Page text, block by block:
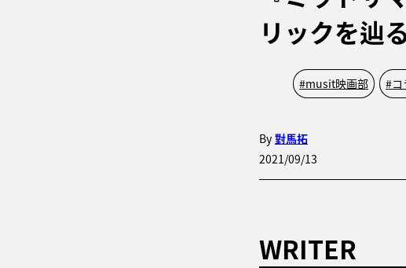
リックを辿
#musit映画部 #
By 對馬拓
2021/09/13
WRITER